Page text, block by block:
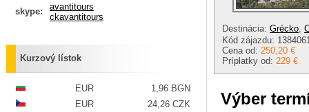
Destinácia: Grécko
Kód zájazdu:
Cena od: 250,20 €
Príplatky od: 229 €
Výber
skype:
avantitours
ckavantitours
Kurzový lístok
EUR
1,96 BGN
EUR
24,26 CZK